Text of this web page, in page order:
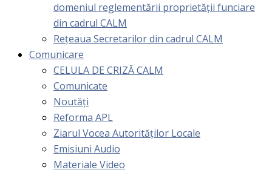
domeniul reglementării proprietăţii funciare
din cadrul CALM
Rețeaua Secretarilor din cadrul CALM
Comunicare
CELULA DE CRIZĂ CALM
Comunicate
Noutăți
Reforma APL
Ziarul Vocea Autorităților Locale
Emisiuni Audio
Materiale Video